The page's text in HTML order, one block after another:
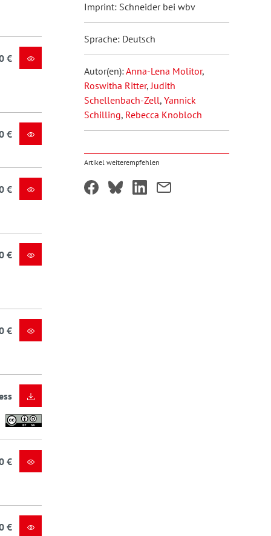
€
€
€
€
€
€
€
Imprint: Schneider bei wbv
Sprache: Deutsch
Autor(en):Anna-Lena Molitor,
Roswitha Ritter,Judith
Schellenbach-Zell, Yannick
Schilling, Rebecca Knobloch
Artikel weiterempfehlen